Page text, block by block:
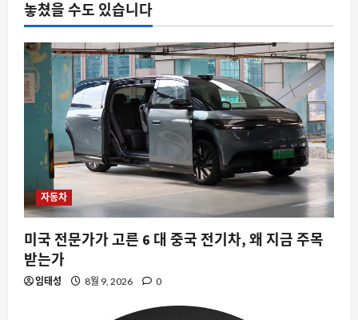
5
자동차
닛산이 중국 차를 베껴 개발 기간을 절반
으로 줄인 진짜 이유
8월 9, 2026 0
놓쳤을 수도 있습니다
자동차
미국 전문가가 고른 6 대 중국 전기차, 왜 지금 주목
받는가
임태성 8월 9, 2026 0